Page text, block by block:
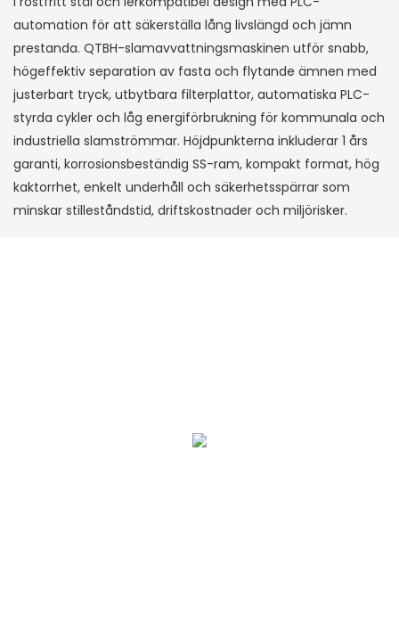
automation för att säkerställa lång livslängd och jämn
prestanda. QTBH-slamavvattningsmaskinen utför snabb,
högeffektiv separation av fasta och flytande ämnen med
justerbart tryck, utbytbara filterplattor, automatiska PLC-
styrda cykler och låg energiförbrukning för kommunala och
industriella slamströmmar. Höjdpunkterna inkluderar 1 års
garanti, korrosionsbeständig SS-ram, kompakt format, hög
kaktorrhet, enkelt underhåll och säkerhetsspärrar som
minskar stilleståndstid, driftskostnader och miljörisker.